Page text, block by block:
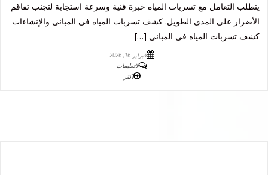
يتطلب التعامل مع تسربات المياه خبرة فنية وسرعة استجابة لتجنب تفاقم
الأضرار على المدى الطويل. كشف تسربات المياه في المباني والإنشاءات
كشف تسربات المياه في المباني […]
فبراير 16, 2026
لاتعليقات
اكثر